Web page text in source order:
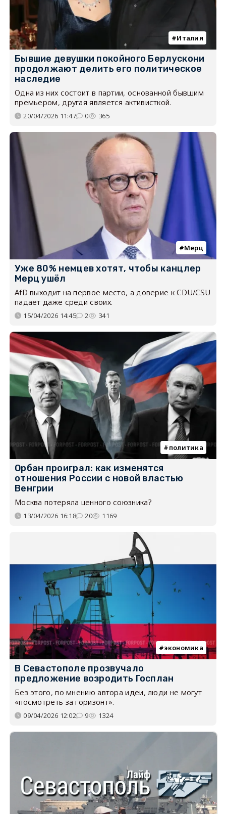
Италия
Бывшие девушки покойного Берлускони
продолжают делить его политическое
наследие
Одна из них состоит в партии, основанной бывшим
премьером, другая является активисткой.
20/04/2026 11:47 0 365
Мерц
Уже 80% немцев хотят, чтобы канцлер
Мерц ушёл
AfD выходит на первое место, а доверие к CDU/CSU
падает даже среди своих.
15/04/2026 14:45 2 341
политика
Орбан проиграл: как изменятся
отношения России с новой властью
Венгрии
Москва потеряла ценного союзника?
13/04/2026 16:18 20 1169
экономика
В Севастополе прозвучало
предложение возродить Госплан
Без этого, по мнению автора идеи, люди не могут
«посмотреть за горизонт».
09/04/2026 12:02 9 1324